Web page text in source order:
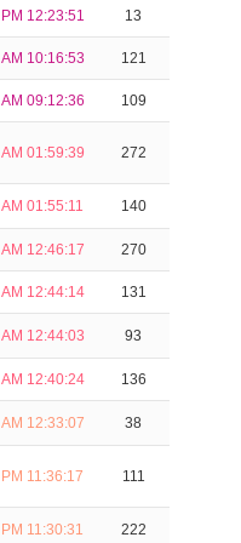
PM 12:23:51 13
AM 10:16:53 121
AM 09:12:36 109
AM 01:59:39 272
AM 01:55:11 140
AM 12:46:17 270
AM 12:44:14 131
AM 12:44:03 93
AM 12:40:24 136
AM 12:33:07 38
PM 11:36:17 111
PM 11:30:31 222